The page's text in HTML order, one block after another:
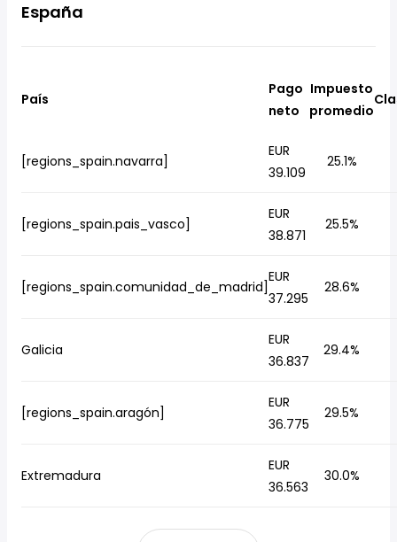
España
País
Pago
neto
Impuesto
promedio
[regions_spain.navarra]
EUR
39.109
25.1%
[regions_spain.pais_vasco]
EUR
38.871
25.5%
[regions_spain.comunidad_de_madrid]
EUR
37.295
28.6%
Galicia
EUR
36.837
29.4%
[regions_spain.aragón]
EUR
36.775
29.5%
Extremadura
EUR
36.563
30.0%